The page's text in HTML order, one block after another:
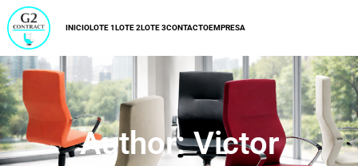
INICIOLOTE 1 LOTE 2LOTE 3CONTACTOEMPRESA
Author:Victor